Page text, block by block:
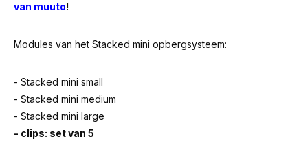
van muuto!
Modules van het Stacked mini opbergsysteem:
- Stacked mini small
- Stacked mini medium
- Stacked mini large
- clips: set van 5